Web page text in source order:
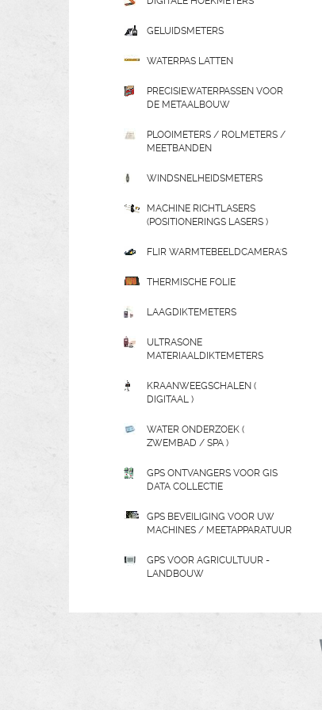
GELUIDSMETERS
WATERPAS LATTEN
PRECISIEWATERPASSEN VOOR
DE METAALBOUW
PLOOIMETERS / ROLMETERS /
MEETBANDEN
WINDSNELHEIDSMETERS
MACHINE RICHTLASERS
(POSITIONERINGS LASERS )
FLIR WARMTEBEELDCAMERA'S
THERMISCHE FOLIE
LAAGDIKTEMETERS
ULTRASONE
MATERIAALDIKTEMETERS
KRAANWEEGSCHALEN (
DIGITAAL )
WATER ONDERZOEK (
ZWEMBAD / SPA )
GPS ONTVANGERS VOOR GIS
DATA COLLECTIE
GPS BEVEILIGING VOOR UW
MACHINES / MEETAPPARATUUR
GPS VOOR AGRICULTUUR -
LANDBOUW